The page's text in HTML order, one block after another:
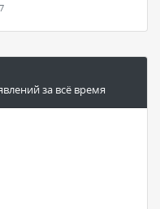
за всё время